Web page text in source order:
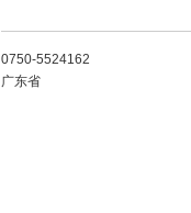
0750-5524162
广东省